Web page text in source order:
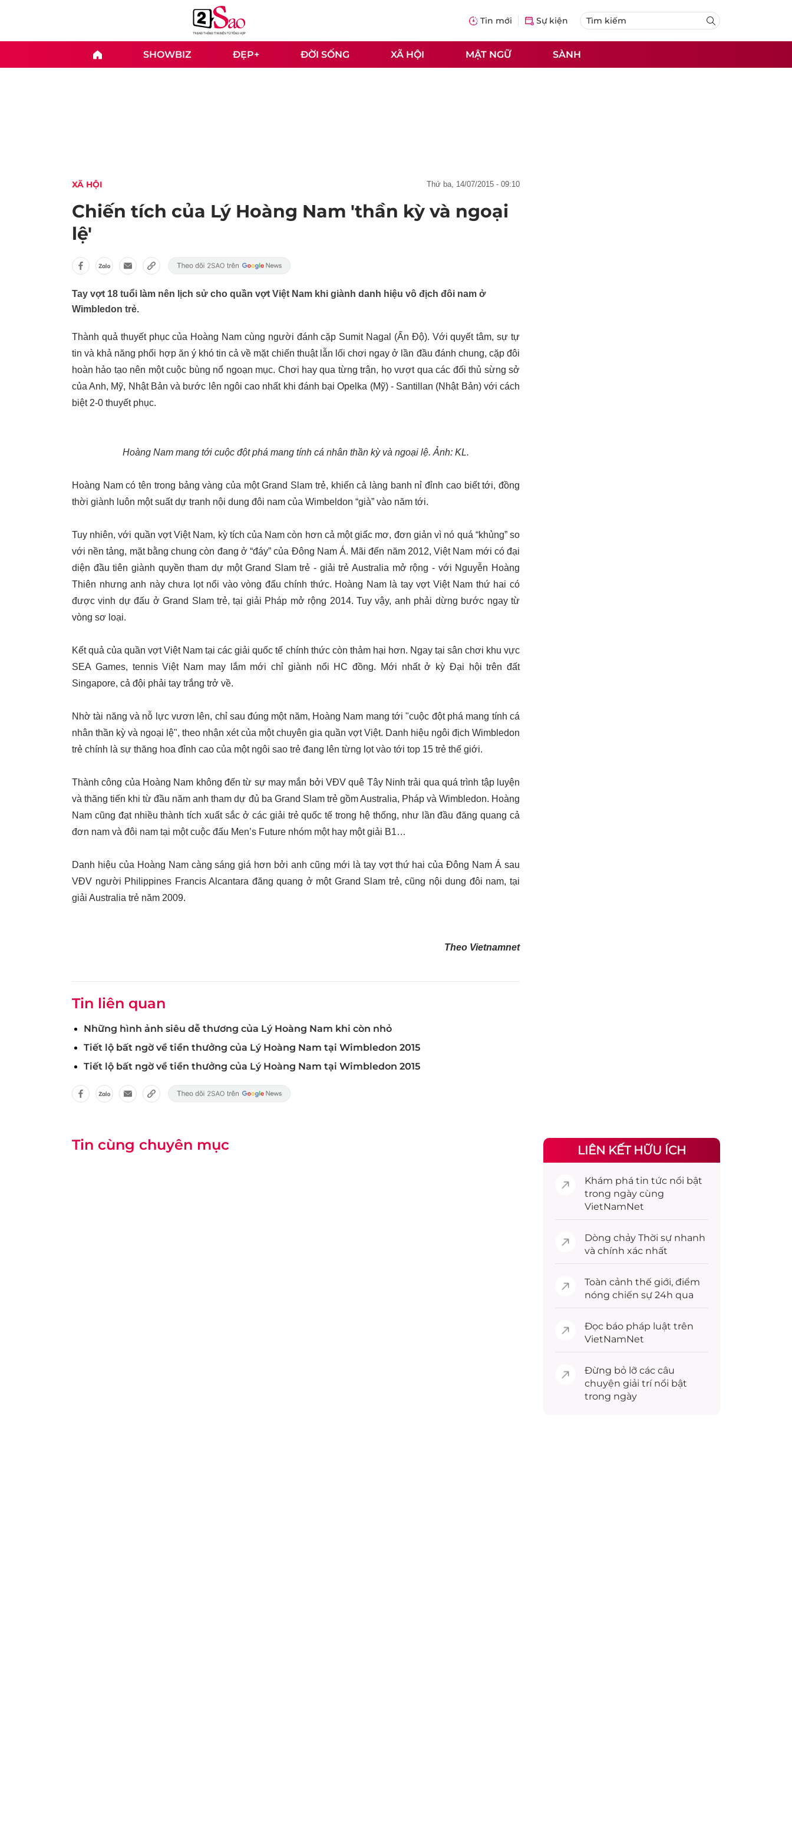
Tin mới Sự kiện
SHOWBIZ ĐẸP+ ĐỜI SỐNG XÃ HỘI MẬT NGỮ SÀNH
XÃ HỘI thứ ba, 14/07/2015 - 09:10
Chiến tích của Lý Hoàng Nam 'thần kỳ và ngoại
lệ'
Tay vợt 18 tuổi làm nên lịch sử cho quần vợt Việt Nam khi giành danh hiệu vô địch đôi nam ở
Wimbledon trẻ.
Thành quả thuyết phục của Hoàng Nam cùng người đánh cặp Sumit Nagal (Ấn Độ). Với quyết tâm, sự tự
tin và khả năng phối hợp ăn ý khó tin cả về mặt chiến thuật lẫn lối chơi ngay ở lần đầu đánh chung, cặp đôi
hoàn hảo tạo nên một cuộc bùng nổ ngoạn mục. Chơi hay qua từng trận, họ vượt qua các đối thủ sừng sở
của Anh, Mỹ, Nhật Bản và bước lên ngôi cao nhất khi đánh bại Opelka (Mỹ) - Santillan (Nhật Bản) với cách
biệt 2-0 thuyết phục.
Hoàng Nam mang tới cuộc đột phá mang tính cá nhân thần kỳ và ngoại lệ. Ảnh: KL.
Hoàng Nam có tên trong bảng vàng của một Grand Slam trẻ, khiến cả làng banh nỉ đỉnh cao biết tới, đồng
thời giành luôn một suất dự tranh nội dung đôi nam của Wimbeldon “già” vào năm tới.
Tuy nhiên, với quần vợt Việt Nam, kỳ tích của Nam còn hơn cả một giấc mơ, đơn giản vì nó quá “khủng” so
với nền tảng, mặt bằng chung còn đang ở “đáy” của Đông Nam Á. Mãi đến năm 2012, Việt Nam mới có đại
diện đầu tiên giành quyền tham dự một Grand Slam trẻ - giải trẻ Australia mở rộng - với Nguyễn Hoàng
Thiên nhưng anh này chưa lọt nổi vào vòng đấu chính thức. Hoàng Nam là tay vợt Việt Nam thứ hai có
được vinh dự đấu ở Grand Slam trẻ, tại giải Pháp mở rộng 2014. Tuy vậy, anh phải dừng bước ngay từ
vòng sơ loại.
Kết quả của quần vợt Việt Nam tại các giải quốc tế chính thức còn thảm hại hơn. Ngay tại sân chơi khu vực
SEA Games, tennis Việt Nam may lắm mới chỉ giành nổi HC đồng. Mới nhất ở kỳ Đại hội trên đất
Singapore, cả đội phải tay trắng trở về.
Nhờ tài năng và nỗ lực vươn lên, chỉ sau đúng một năm, Hoàng Nam mang tới "cuộc đột phá mang tính cá
nhân thần kỳ và ngoại lệ", theo nhận xét của một chuyên gia quần vợt Việt. Danh hiệu ngôi địch Wimbledon
trẻ chính là sự thăng hoa đỉnh cao của một ngôi sao trẻ đang lên từng lọt vào tới top 15 trẻ thế giới.
Thành công của Hoàng Nam không đến từ sự may mắn bởi VĐV quê Tây Ninh trải qua quá trình tập luyện
và thăng tiến khi từ đầu năm anh tham dự đủ ba Grand Slam trẻ gồm Australia, Pháp và Wimbledon. Hoàng
Nam cũng đạt nhiều thành tích xuất sắc ở các giải trẻ quốc tế trong hệ thống, như lần đầu đăng quang cả
đơn nam và đôi nam tại một cuộc đấu Men’s Future nhóm một hay một giải B1…
Danh hiệu của Hoàng Nam càng sáng giá hơn bởi anh cũng mới là tay vợt thứ hai của Đông Nam Á sau
VĐV người Philippines Francis Alcantara đăng quang ở một Grand Slam trẻ, cũng nội dung đôi nam, tại
giải Australia trẻ năm 2009.
Theo Vietnamnet
Tin liên quan
Những hình ảnh siêu dễ thương của Lý Hoàng Nam khi còn nhỏ
Tiết lộ bất ngờ về tiền thưởng của Lý Hoàng Nam tại Wimbledon 2015
Tiết lộ bất ngờ về tiền thưởng của Lý Hoàng Nam tại Wimbledon 2015
Tin cùng chuyên mục LIÊN KẾT HỮU ÍCH
Khám phá tin tức nổi bật
trong ngày cùng
VietNamNet
Dòng chảy Thời sự nhanh
và chính xác nhất
Toàn cảnh thế giới, điểm
nóng chiến sự 24h qua
Đọc báo pháp luật trên
VietNamNet
Đừng bỏ lỡ các câu
chuyện giải trínổi bật
trong ngày